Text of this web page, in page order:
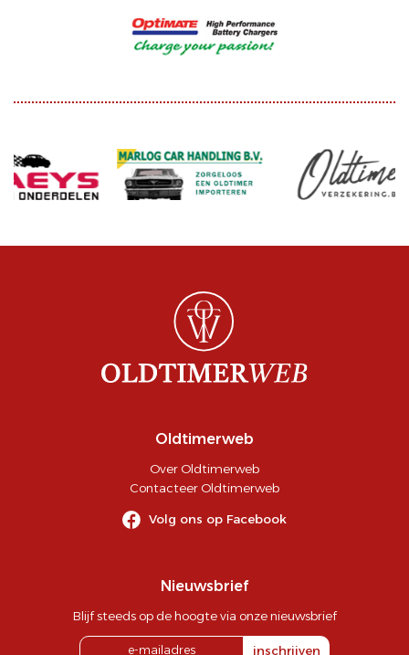
Oldtimerweb
Over Oldtimerweb
Contacteer Oldtimerweb
Volg ons op Facebook
Nieuwsbrief
Blijf steeds op de hoogte via onze nieuwsbrief
inschrijven